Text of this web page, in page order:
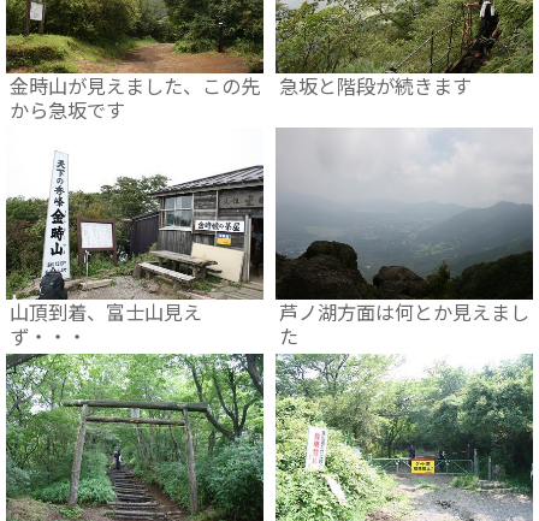
金時山が見えました、この先
から急坂です
急坂と階段が続きます
山頂到着、富士山見え
ず・・・
芦ノ湖方面は何とか見えまし
た